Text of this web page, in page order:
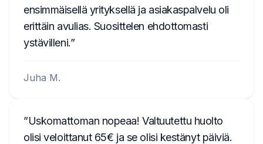
ensimmäisellä yrityksellä ja asiakaspalvelu oli
erittäin avulias. Suosittelen ehdottomasti
ystävilleni.
Juha M.
Uskomattoman nopeaa! Valtuutettu huolto
olisi veloittanut 65€ ja se olisi kestänyt päiviä.